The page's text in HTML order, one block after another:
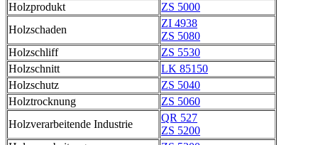
Holzprodukt
ZS 5000
Holzschaden
ZI 4938
ZS 5080
Holzschliff
ZS 5530
Holzschnitt
LK 85150
Holzschutz
ZS 5040
Holztrocknung
ZS 5060
Holzverarbeitende Industrie
QR 527
ZS 5200